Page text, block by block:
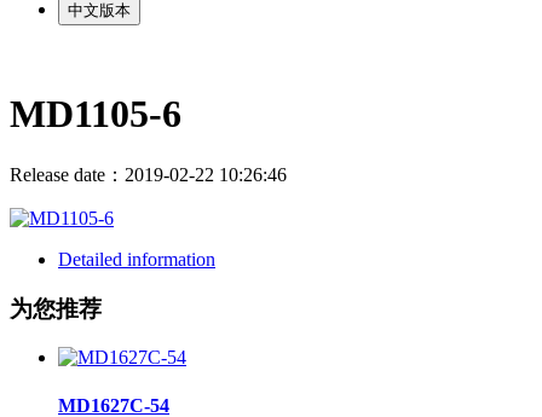
中文版本
MD1105-6
Release date：2019-02-22 10:26:46
Detailed information
为您推荐
MD1627C-54